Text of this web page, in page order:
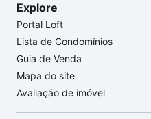
Explore
Portal Loft
Lista de Condomínios
Guia de Venda
Mapa do site
Avaliação de imóvel